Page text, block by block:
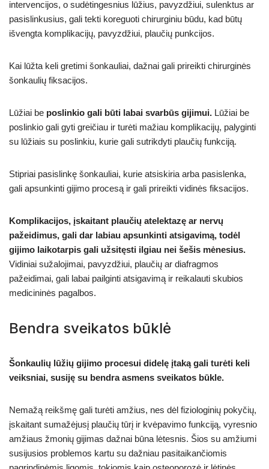
intervencijos, o sudėtingesnius lūžius, pavyzdžiui, sulenktus ar
pasislinkusius, gali tekti koreguoti chirurginiu būdu, kad būtų
išvengta komplikacijų, pavyzdžiui, plaučių punkcijos.
Kai lūžta keli gretimi šonkauliai, dažnai gali prireikti chirurginės
šonkaulių fiksacijos.
Lūžiai be poslinkio gali būti labai svarbūs gijimui. Lūžiai be
poslinkio gali gyti greičiau ir turėti mažiau komplikacijų, palyginti
su lūžiais su poslinkiu, kurie gali sutrikdyti plaučių funkciją.
Stipriai pasislinkę šonkauliai, kurie atsiskiria arba pasislenka,
gali apsunkinti gijimo procesą ir gali prireikti vidinės fiksacijos.
Komplikacijos, įskaitant plaučių atelektazę ar nervų
pažeidimus, gali dar labiau apsunkinti atsigavimą, todėl
gijimo laikotarpis gali užsitęsti ilgiau nei šešis mėnesius.
Vidiniai sužalojimai, pavyzdžiui, plaučių ar diafragmos
pažeidimai, gali labai pailginti atsigavimą ir reikalauti skubios
medicininės pagalbos.
Bendra sveikatos būklė
Šonkaulių lūžių gijimo procesui didelę įtaką gali turėti keli
veiksniai, susiję su bendra asmens sveikatos būkle.
Nemažą reikšmę gali turėti amžius, nes dėl fiziologinių pokyčių,
įskaitant sumažėjusį plaučių tūrį ir kvėpavimo funkciją, vyresnio
amžiaus žmonių gijimas dažnai būna lėtesnis. Šios su amžiumi
susijusios problemos kartu su dažniau pasitaikančiomis